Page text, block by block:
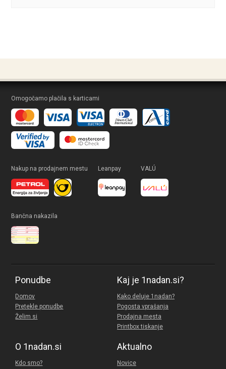
Omogočamo plačila s karticami
Nakup na prodajnem mestu Leanpay VALÚ
Bančna nakazila
Ponudbe
Domov
Pretekle ponudbe
Želim si
Kaj je 1nadan.si?
Kako deluje 1nadan?
Pogosta vprašanja
Prodajna mesta
Printbox tiskanje
O 1nadan.si
Kdo smo?
Aktualno
Novice